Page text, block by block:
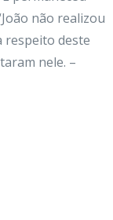
não realizou
respeito deste
nele. –